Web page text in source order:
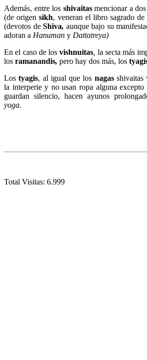
Además, entre los shivaitas mencionar a
(de origensikh, veneran el libro sagrado
(devotos deShiva, aunque bajo su
adoran a Hanuman y Dattatreya)
En el caso de losvishnuitas la secta más
los ramanandis, pero hay dos más, los
Lostyagis, al igual que los nagasshivaitas
la interperie y no usan ropa alguna excepto
guardan silencio, hacen ayunos
yoga.
Total Visitas: 6.999